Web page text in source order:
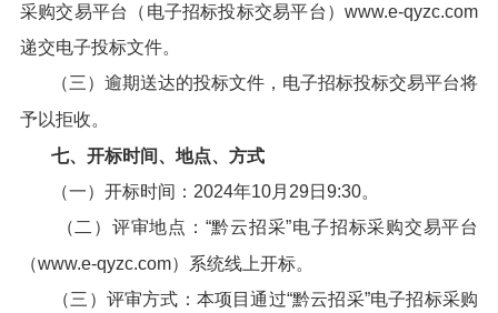
采购交易平台（电子招标投标交易平台）www.e-qyzc.com
递交电子投标文件。
（三）逾期送达的投标文件，电子招标投标交易平台将
予以拒收。
七、开标时间、地点、方式
（一）开标时间：2024年10月29日9:30。
（二）评审地点：“黔云招采”电子招标采购交易平台
（www.e-qyzc.com）系统线上开标。
（三）评审方式：本项目通过“黔云招采”电子招标采购